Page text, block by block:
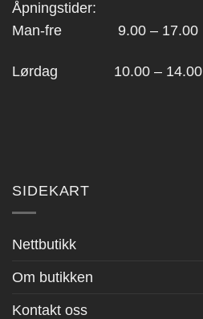
Åpningstider:
Man-fre 9.00 – 17.00
Lørdag 10.00 – 14.00
SIDEKART
Nettbutikk
Om butikken
Kontakt oss